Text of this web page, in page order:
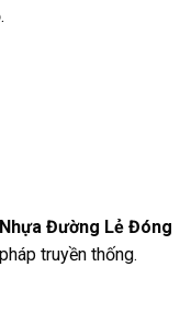
Đường Lẻ Đóng
truyền thống.